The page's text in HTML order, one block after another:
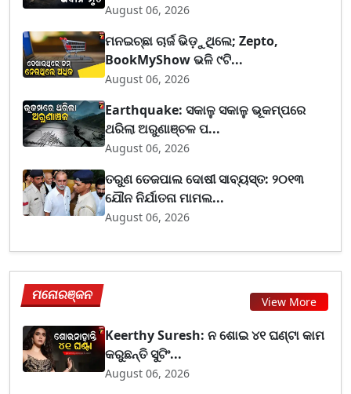
August 06, 2026
ମନଇଚ୍ଛା ଚାର୍ଜ ଭିଡ଼ୁଥିଲେ; Zepto,
BookMyShow ଭଳି ୯ଟି...
August 06, 2026
Earthquake: ସକାଳୁ ସକାଳୁ ଭୂକମ୍ପରେ
ଥରିଲା ଅରୁଣାଞ୍ଚଳ ପ...
August 06, 2026
ତରୁଣ ତେଜପାଲ ଦୋଷୀ ସାବ୍ୟସ୍ତ: ୨୦୧୩
ଯୌନ ନିର୍ଯାତନା ମାମଲ...
August 06, 2026
ମନୋରଞ୍ଜନ View More
Keerthy Suresh: ନ ଶୋଇ ୪୧ ଘଣ୍ଟା କାମ
କରୁଛନ୍ତି ସୁଟିଂ...
August 06, 2026